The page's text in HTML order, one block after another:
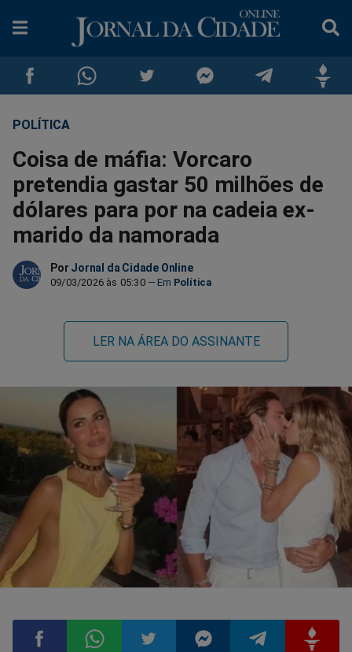
Compartilhar
no
Facebook
Compartilhar
no
Whatsapp
no
Twitter
no
Messenger
no
TelegramGettr
POLÍTICA
Coisa de máfia: Vorcaro
pretendia gastar 50 milhões de
dólares para por na cadeia ex-
marido da namorada
Por Jornal da Cidade Online
09/03/2026 às 05:30 Política
LER NA ÁREA DO ASSINANTE